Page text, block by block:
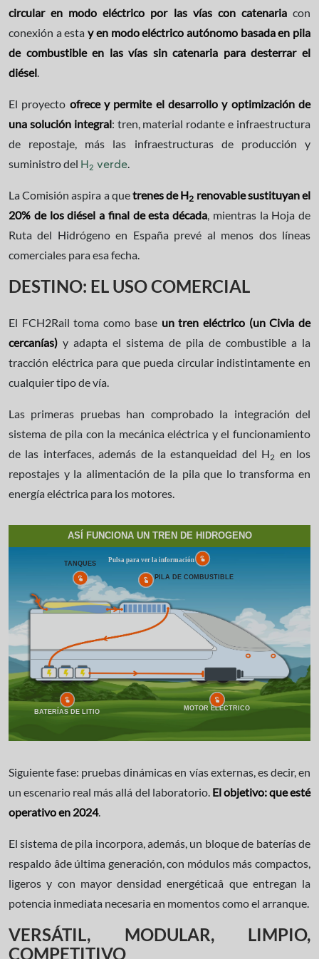
circular en modo eléctrico por las vías con catenariacon
conexión a estay en modo eléctrico autónomo basada en pila
de combustible en las vías sin catenaria para desterrar el
diésel.
El proyecto ofrece y permite el desarrollo y optimización de
una solución integral: tren, material rodante e infraestructura
de repostaje, más las infraestructuras de producción y
suministro del H 2 verde.
La Comisión aspira a quetrenes de H2 renovable sustituyan el
20% de los diésel a final de esta década, mientras la Hoja de
Ruta del Hidrógeno en España prevé al menos dos líneas
comerciales para esa fecha.
DESTINO: EL USO COMERCIAL
El FCH2Rail toma como base un tren eléctrico (un Civia de
cercanías) y adapta el sistema de pila de combustible a la
tracción eléctrica para que pueda circular indistintamente en
cualquier tipo de vía.
Las primeras pruebas han comprobado la integración del
sistema de pila con la mecánica eléctrica y el funcionamiento
de las interfaces, además de la estanqueidad del H2 en los
repostajes y la alimentación de la pila que lo transforma en
energía eléctrica para los motores.
ASÍ FUNCIONA UN TREN DE HIDROGENO
Pulsa para ver la información
TANQUES
PILA DE COMBUSTIBLE
BATERÍAS DE LITIO MOTOR ELÉCTRICO
Siguiente fase: pruebas dinámicas en vías externas, es decir, en
un escenario real más allá del laboratorio. El objetivo: que esté
operativo en 2024.
El sistema de pila incorpora, además, un bloque de baterías de
respaldo âde última generación, con módulos más compactos,
ligeros y con mayor densidad energéticaâ que entregan la
potencia inmediata necesaria en momentos como el arranque.
VERSÁTIL, MODULAR, LIMPIO,
COMPETITIVO